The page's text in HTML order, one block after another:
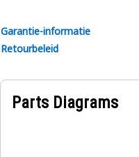
Garantie-informatie
Retourbeleid
Parts Diagrams